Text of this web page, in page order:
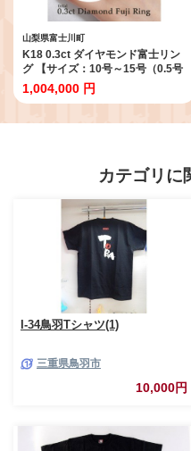
山梨県富士川町
K18 0.3ct ダイヤモンド富士リン
グ 【サイズ：10号～15号（0.5号
刻み対応可）】20-4955 指輪 リン
グ ジュエリー 贈り物 ギフト プレ
1,004,000 円
カテゴリに
I-34鳥羽Tシャツ(1)
三重県鳥羽市
10,000円